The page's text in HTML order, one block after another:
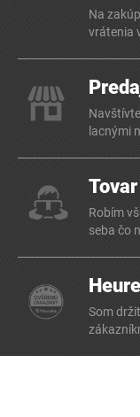
Na
vrátenia
lacnými
Robím
seba čo
Som